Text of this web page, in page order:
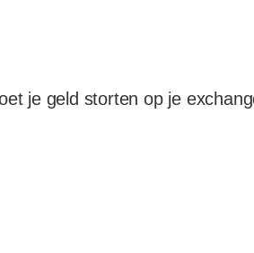
je geld storten op je